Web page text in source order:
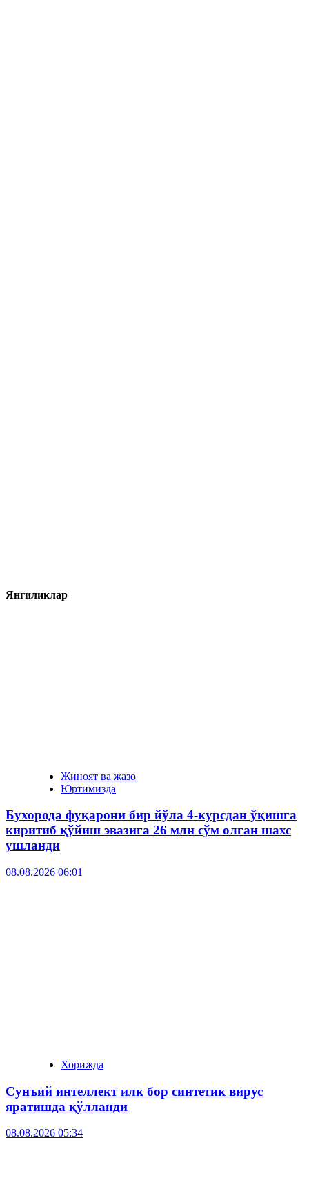
Янгиликлар
Жиноят ва жазо
Юртимизда
Бухорода фуқарони бир йўла 4-курсдан ўқишга
киритиб қўйиш эвазига 26 млн сўм олган шахс
ушланди
08.08.2026 06:01
Хорижда
Сунъий интеллект илк бор синтетик вирус
яратишда қўлланди
08.08.2026 05:34